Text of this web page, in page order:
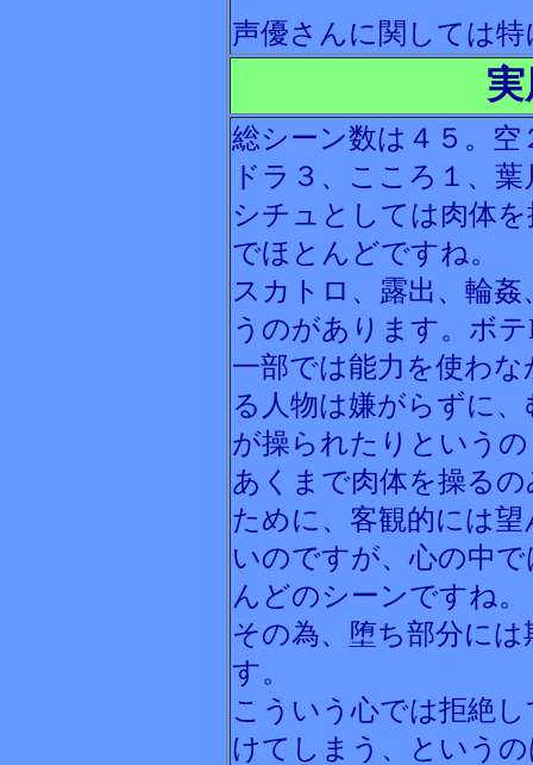
声優さんに関しては
総シーン数は４５。空
ドラ３、こころ１、
シチュとしては肉体
でほとんどですね。
スカトロ、露出、輪
うのがあります。ボ
一部では能力を使わ
る人物は嫌がらずに
が操られたりという
あくまで肉体を操る
ために、客観的には
いのですが、心の中
んどのシーンですね。
その為、堕ち部分に
す。
こういう心では拒絶
けてしまう、という